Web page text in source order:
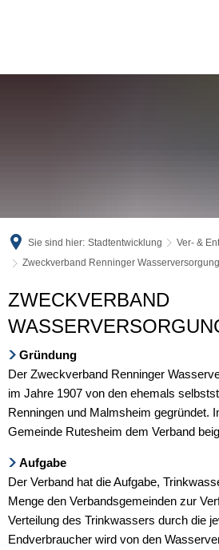
Sie sind hier: Stadtentwicklung
Ver- &
Zweckverband Renninger Wasserversorgung
Zweckverband
Renninger
Wasserversorgung
ZWECKVERBAND
Gründung
Der Zweckverband Renninger
im Jahre 1907 von den ehemals
Renningen und Malmsheim gegründet.
Gemeinde Rutesheim dem Verband
Aufgabe
Der Verband hat die Aufgabe,
Menge den Verbandsgemeinden zur
Verteilung des Trinkwassers durch die
Endverbraucher wird von den